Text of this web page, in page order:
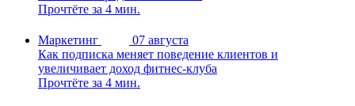
Прочтёте за 4 мин.
Маркетинг
07 августа
Как подписка меняет поведение клиентов и
увеличивает доход фитнес-клуба
Прочтёте за 4 мин.